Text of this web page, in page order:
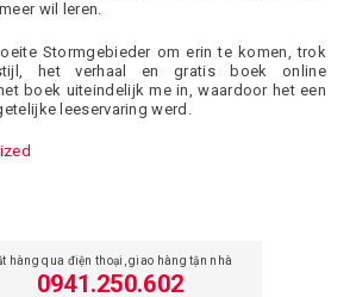
wil leren.
Stormgebieder om erin te komen, trok
het verhaal en gratis boek online
boek uiteindelijk me in, waardoor het een
leeservaring werd.
hàng qua điện thoại, giao hàng tận nhà
0941.250.602